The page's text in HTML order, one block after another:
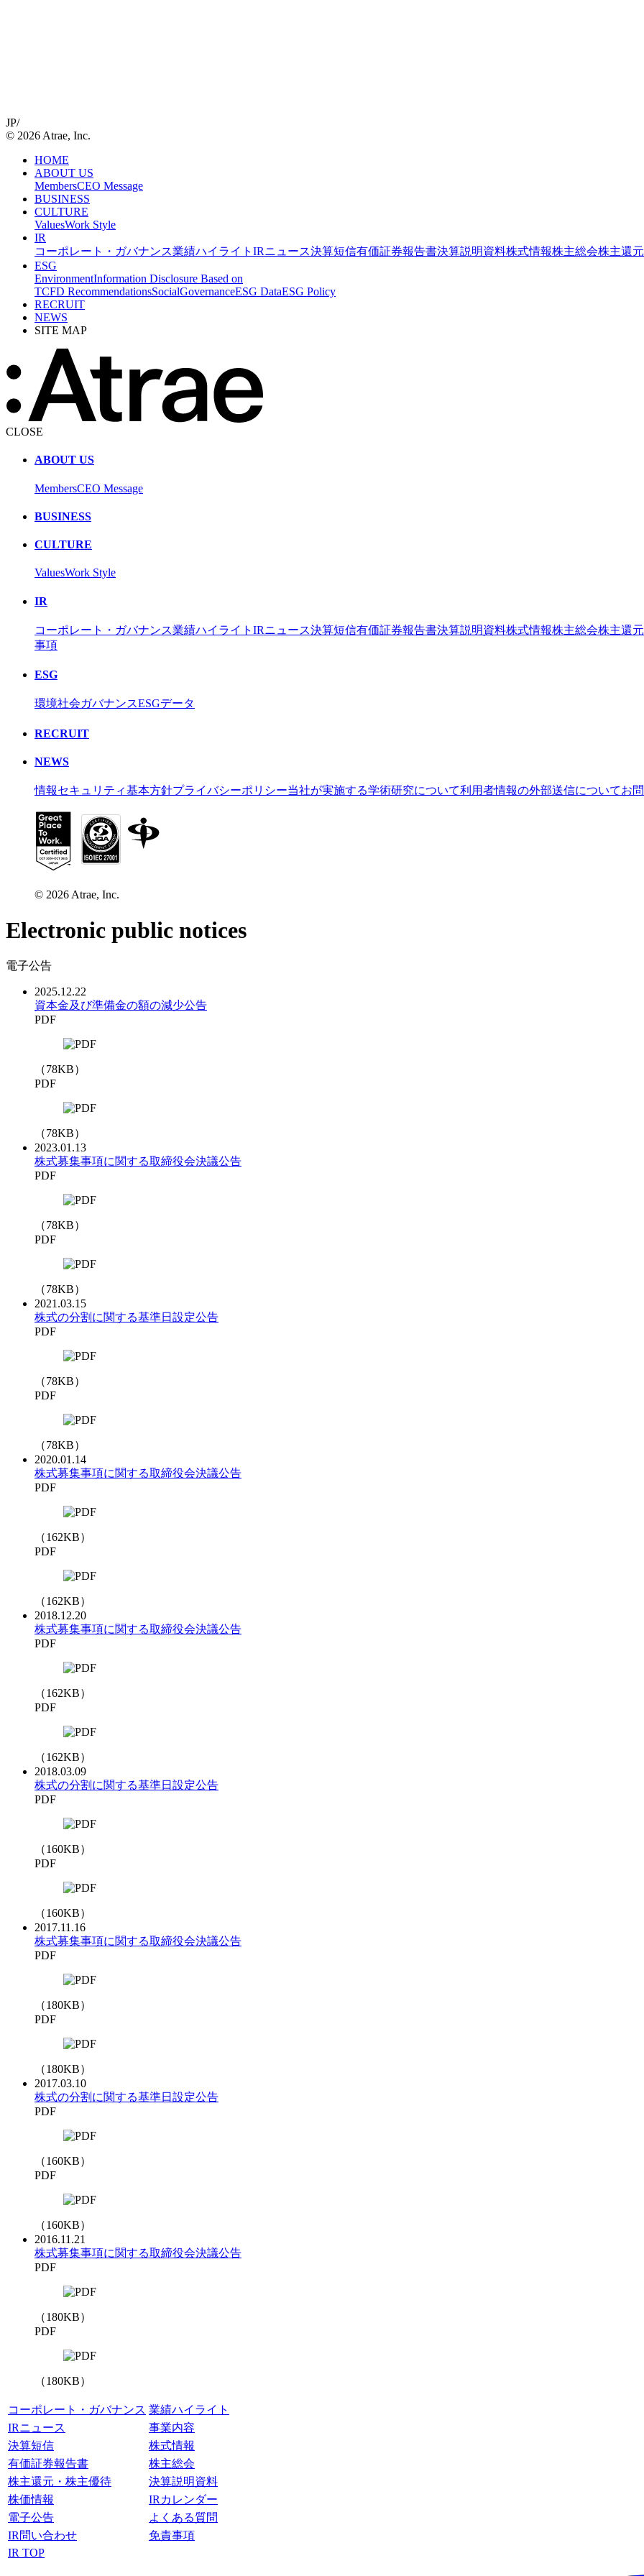
JP/
© 2026 Atrae, Inc.
HOME
ABOUT US
MembersCEO Message
BUSINESS
CULTURE
ValuesWork Style
IR
コーポレート・ガバナンス業績ハイライト IRニュース決算短信有価証券報告書決算説明資料株式情報株主総会株主還
ESG
EnvironmentInformation Disclosure Based on
TCFD RecommendationsSocialGovernanceESG DataESG Policy
RECRUIT
NEWS
SITE MAP
CLOSE
ABOUT US
MembersCEO Message
BUSINESS
CULTURE
ValuesWork Style
IR
コーポレート・ガバナンス業績ハイライト IRニュース決算短信有価証券報告書決算説明資料株式情報株主総会株主還
事項
ESG
環境社会ガバナンスESGデータ
RECRUIT
NEWS
情報セキュリティ基本方針プライバシーポリシー当社が実施する学術研究について利用者情報の外部送信についてお
© 2026 Atrae, Inc.
Electronic public notices
電子公告
2025.12.22
資本金及び準備金の額の減少公告
PDF
（78KB）
PDF
（78KB）
2023.01.13
株式募集事項に関する取締役会決議公告
PDF
（78KB）
PDF
（78KB）
2021.03.15
株式の分割に関する基準日設定公告
PDF
（78KB）
PDF
（78KB）
2020.01.14
株式募集事項に関する取締役会決議公告
PDF
（162KB）
PDF
（162KB）
2018.12.20
株式募集事項に関する取締役会決議公告
PDF
（162KB）
PDF
（162KB）
2018.03.09
株式の分割に関する基準日設定公告
PDF
（160KB）
PDF
（160KB）
2017.11.16
株式募集事項に関する取締役会決議公告
PDF
（180KB）
PDF
（180KB）
2017.03.10
株式の分割に関する基準日設定公告
PDF
（160KB）
PDF
（160KB）
2016.11.21
株式募集事項に関する取締役会決議公告
PDF
（180KB）
PDF
（180KB）
コーポレート・ガバナンス 業績ハイライト
IRニュース
事業内容
決算短信
株式情報
有価証券報告書
株主総会
株主還元・株主優待
決算説明資料
株価情報
IRカレンダー
電子公告
よくある質問
IR問い合わせ
免責事項
IR TOP